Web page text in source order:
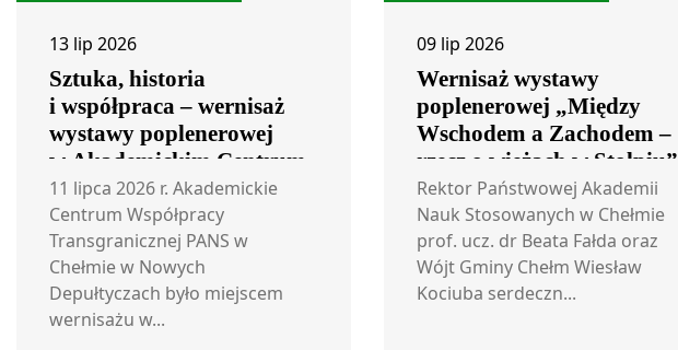
13 lip 2026
Sztuka, historia
i współpraca – wernisaż
wystawy poplenerowej
w Akademickim Centrum
Współpracy
Transgranicznej
11 lipca 2026 r. Akademickie
Centrum Współpracy
Transgranicznej PANS w
Chełmie w Nowych
Depułtyczach było miejscem
wernisażu w...
09 lip 2026
Wernisaż wystawy
poplenerowej „Między
Wschodem a Zachodem –
rzecz o wieżach w Stołpiu”
Rektor Państwowej Akademii
Nauk Stosowanych w Chełmie
prof. ucz. dr Beata Fałda oraz
Wójt Gminy Chełm Wiesław
Kociuba serdeczn...